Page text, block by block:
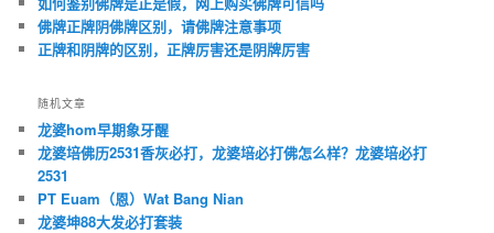
佛牌正牌阴佛牌区别，请佛牌注意事项
正牌和阴牌的区别，正牌厉害还是阴牌厉害
随机文章
龙婆hom早期象牙醒
龙婆培佛历2531香灰必打，龙婆培必打佛怎么样？龙婆培必打
2531
PT Euam（恩）Wat Bang Nian
龙婆坤88大发必打套装